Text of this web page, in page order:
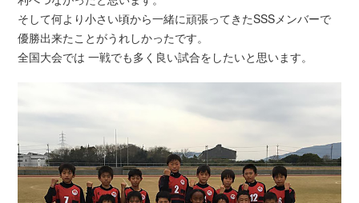
そして何より小さい頃から一緒に頑張ってきたSSSメンバーで
優勝出来たことがうれしかったです。
全国大会では 一戦でも多く良い試合をしたいと思います。